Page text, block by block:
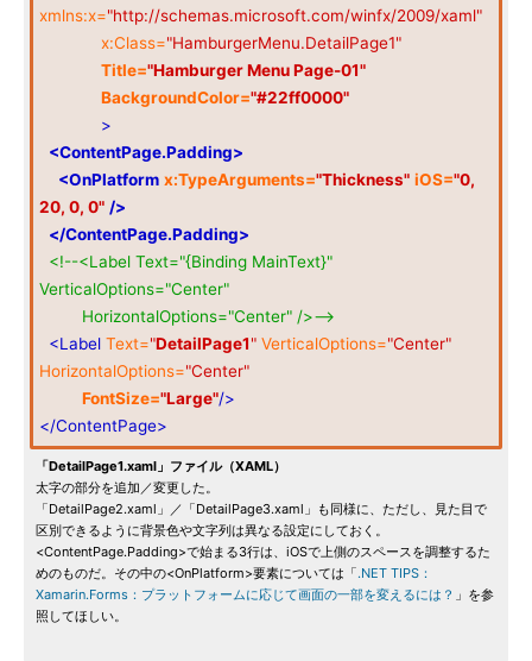
xmlns:x="http://schemas.microsoft.com/winfx/2009/xaml"
x:Class="HamburgerMenu.DetailPage1"
Title="Hamburger Menu Page-01"
BackgroundColor="#22ff0000"
>
<ContentPage.Padding>
<OnPlatform x:TypeArguments="Thickness" iOS="0,
20, 0, 0" />
</ContentPage.Padding>
<!--<Label Text="{Binding MainText}"
VerticalOptions="Center"
HorizontalOptions="Center" />-->
<Label Text="DetailPage1" VerticalOptions="Center"
HorizontalOptions="Center"
FontSize="Large"/>
</ContentPage>
「DetailPage1.xaml」ファイル（XAML）
太字の部分を追加／変更した。
「DetailPage2.xaml」／「DetailPage3.xaml」も同様に、ただし、見た目で
区別できるように背景色や文字列は異なる設定にしておく。
<ContentPage.Padding>で始まる3行は、iOSで上側のスペースを調整するた
めのものだ。その中の<OnPlatform>要素については「.NET TIPS：
Xamarin.Forms：プラットフォームに応じて画面の一部を変えるには？ 」を参
照してほしい。